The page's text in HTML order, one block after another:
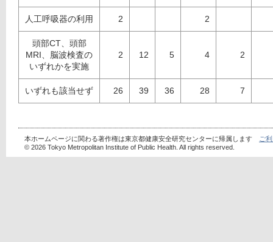
人工呼吸器の利用 2 2
頭部CT、頭部
MRI、脳波検査の
いずれかを実施
2 12 5 4 2
いずれも該当せず 26 39 36 28 7
本ホームページに関わる著作権は東京都健康安全研究センターに帰属します
ご
© 2026 Tokyo Metropolitan Institute of Public Health. All rights reserved.